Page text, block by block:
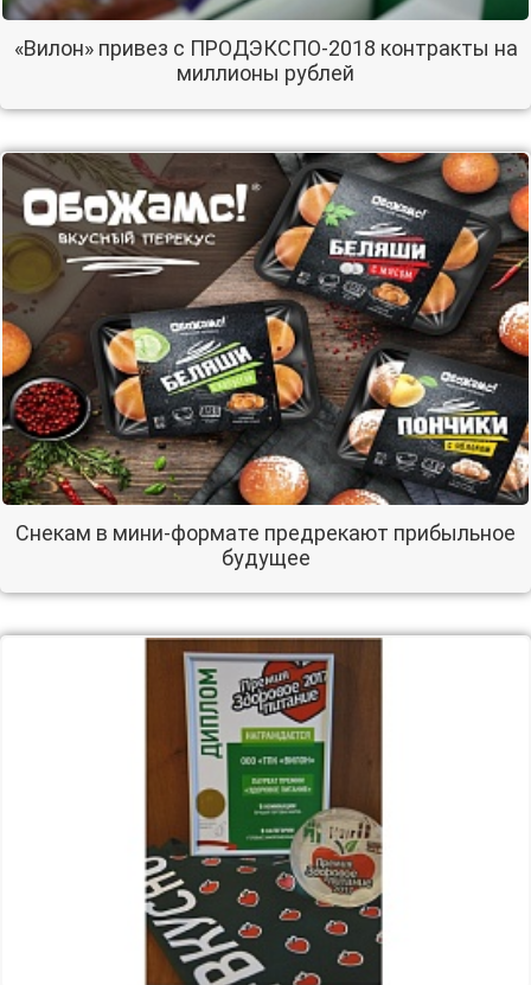
«Вилон» привез с ПРОДЭКСПО-2018 контракты на
миллионы рублей
Снекам в мини-формате предрекают прибыльное
будущее